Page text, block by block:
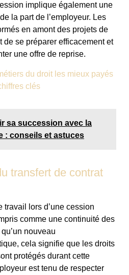
implique également une
la part de l’employeur. Les
en amont des projets de
de se préparer efficacement et
une offre de reprise.
du droit les mieux payés
clés
sa succession avec la
: conseils et astuces
transfert de contrat
travail lors d’une cession
comme une continuité des
nouveau
cela signifie que les droits
protégés durant cette
est tenu de respecter